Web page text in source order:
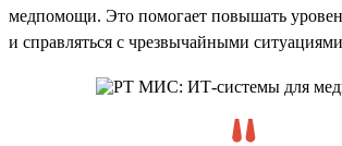
медпомощи. Это помогает повышать
и справляться с чрезвычайными